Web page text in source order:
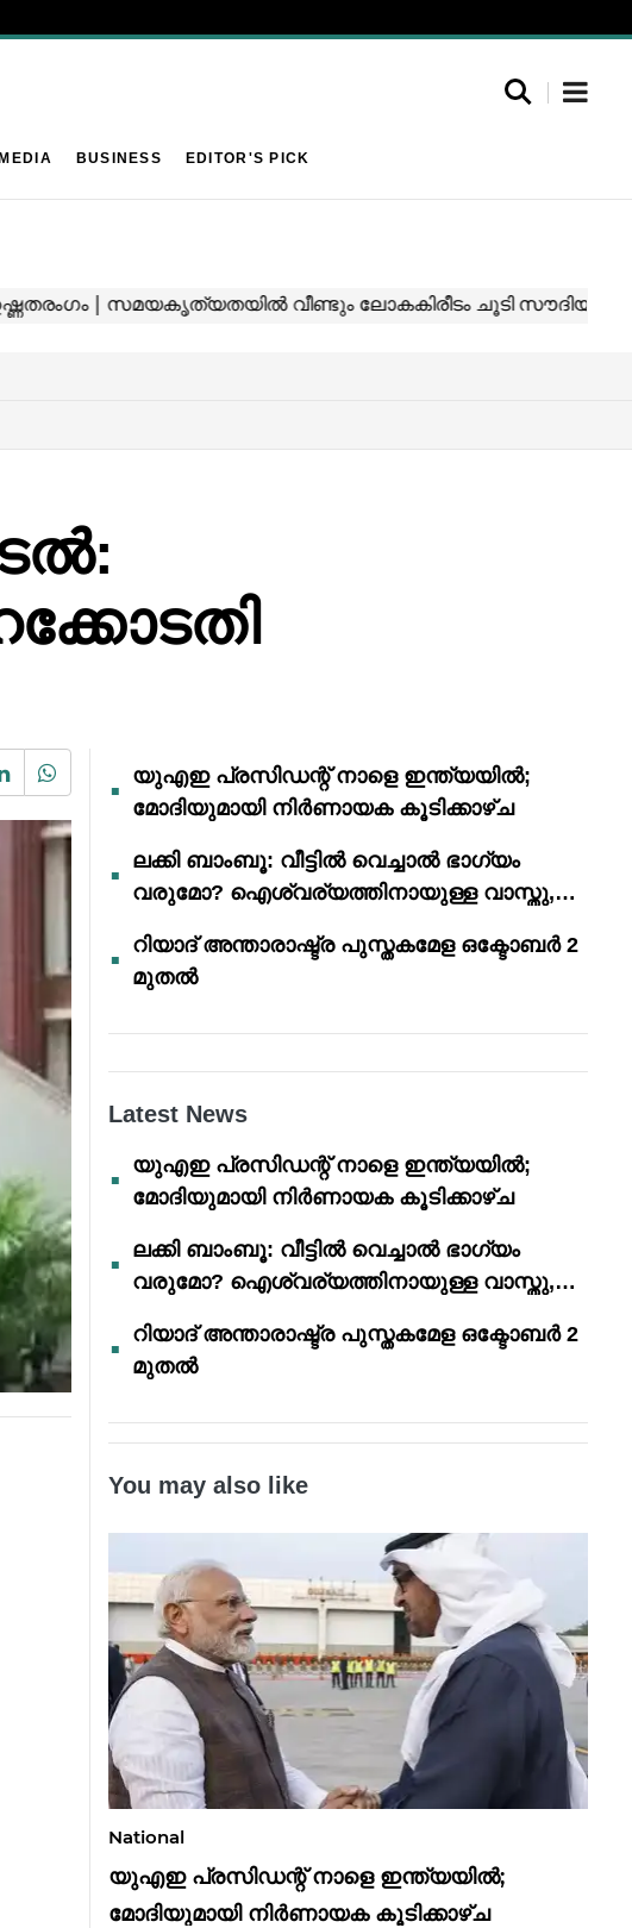
BUSINESS EDITOR'S PICK
യുഎഇ പ്രസിഡന്റ് നാളെ ഇന്ത്യയിൽ;
മോദിയുമായി നിർണായക കൂടിക്കാഴ്ച
ലക്കി ബാംബൂ: വീട്ടിൽ വെച്ചാൽ ഭാഗ്യം
വരുമോ? ഐശ്വര്യത്തിനായുള്ള വാസ്തു,
റിയാദ് അന്താരാഷ്ട്ര പുസ്തകമേള ഒക്ടോബർ 2
മുതൽ
Latest News
യുഎഇ പ്രസിഡന്റ് നാളെ ഇന്ത്യയിൽ;
മോദിയുമായി നിർണായക കൂടിക്കാഴ്ച
ലക്കി ബാംബൂ: വീട്ടിൽ വെച്ചാൽ ഭാഗ്യം
വരുമോ? ഐശ്വര്യത്തിനായുള്ള വാസ്തു,
റിയാദ് അന്താരാഷ്ട്ര പുസ്തകമേള ഒക്ടോബർ 2
മുതൽ
You may also like
National
യുഎഇ പ്രസിഡന്റ് നാളെ ഇന്ത്യയിൽ;
മോദിയുമായി നിർണായക കൂടിക്കാഴ്ച